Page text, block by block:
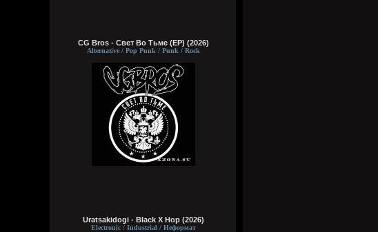
CG Bros - Свет Во Тьме (EP) (2026)
Alternative / Pop Punk / Punk / Rock
Uratsakidogi - Black X Hop (2026)
Electronic / Industrial / Неформат